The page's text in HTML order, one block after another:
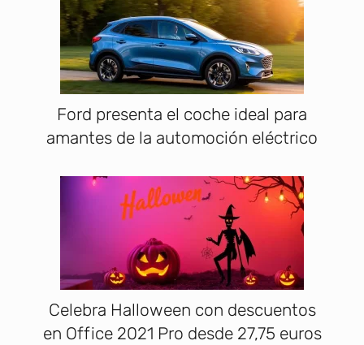
Ford presenta el coche ideal para
amantes de la automoción eléctrico
Celebra Halloween con descuentos
en Office 2021 Pro desde 27,75 euros